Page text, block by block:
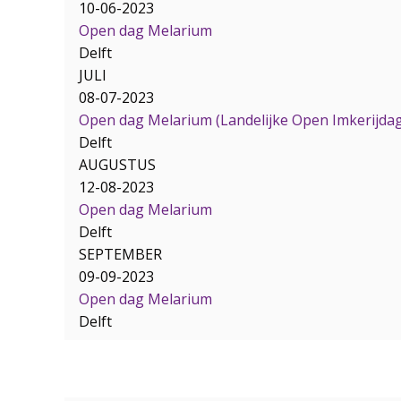
10-06-2023
Open dag Melarium
Delft
JULI
08-07-2023
Open dag Melarium (Landelijke Open
Delft
AUGUSTUS
12-08-2023
Open dag Melarium
Delft
SEPTEMBER
09-09-2023
Open dag Melarium
Delft